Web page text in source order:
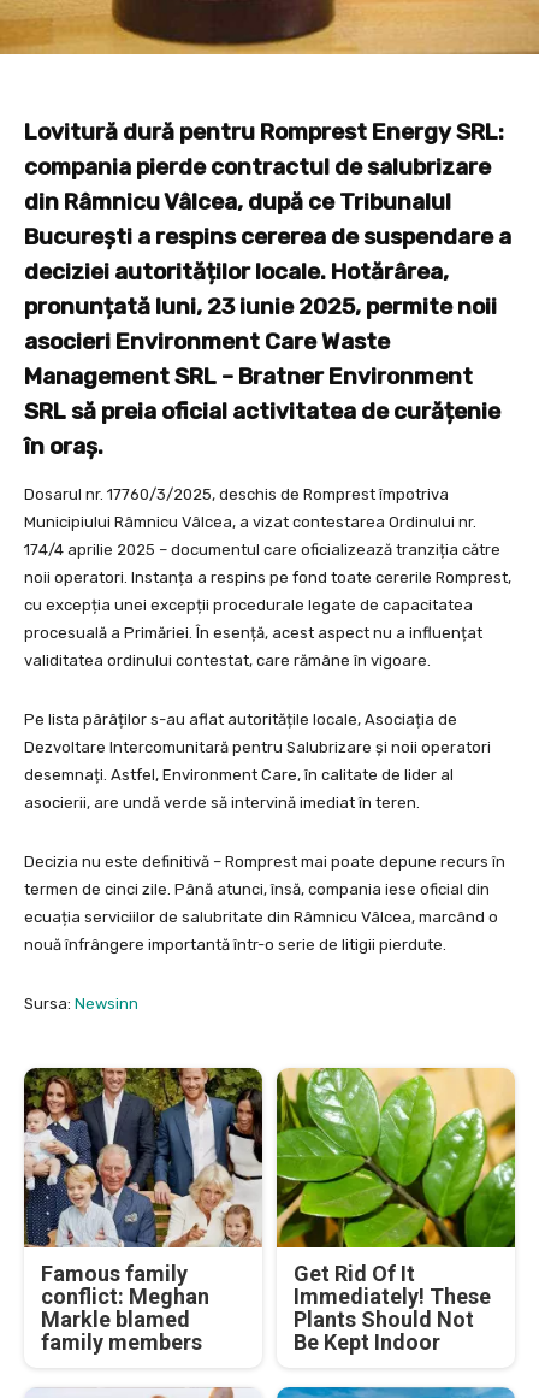
Lovitură dură pentru Romprest Energy SRL:
compania pierde contractul de salubrizare
din Râmnicu Vâlcea, după ce Tribunalul
București a respins cererea de suspendare a
deciziei autorităților locale. Hotărârea,
pronunțată luni, 23 iunie 2025, permite noii
asocieri Environment Care Waste
Management SRL – Bratner Environment
SRL să preia oficial activitatea de curățenie
în oraș.
Dosarul nr. 17760/3/2025, deschis de Romprest împotriva
Municipiului Râmnicu Vâlcea, a vizat contestarea Ordinului nr.
174/4 aprilie 2025 – documentul care oficializează tranziția către
noii operatori. Instanța a respins pe fond toate cererile Romprest,
cu excepția unei excepții procedurale legate de capacitatea
procesuală a Primăriei. În esență, acest aspect nu a influențat
validitatea ordinului contestat, care rămâne în vigoare.
Pe lista pârâților s-au aflat autoritățile locale, Asociația de
Dezvoltare Intercomunitară pentru Salubrizare și noii operatori
desemnați. Astfel, Environment Care, în calitate de lider al
asocierii, are undă verde să intervină imediat în teren.
Decizia nu este definitivă – Romprest mai poate depune recurs în
termen de cinci zile. Până atunci, însă, compania iese oficial din
ecuația serviciilor de salubritate din Râmnicu Vâlcea, marcând o
nouă înfrângere importantă într-o serie de litigii pierdute.
Sursa: Newsinn
Famous family
conflict: Meghan
Markle blamed
family members
Get Rid Of It
Immediately! These
Plants Should Not
Be Kept Indoor